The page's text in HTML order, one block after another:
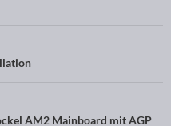
AM2 Mainboard mit AGP